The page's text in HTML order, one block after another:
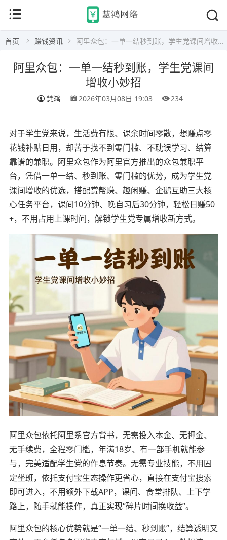
首页 赚钱资讯 阿里众包：一单一结秒到账，学生党课间增收小妙招
阿里众包：一单一结秒到账，学生党课间
增收小妙招
慧鸿 2026年03月08日 19:03 234
对于学生党来说，生活费有限、课余时间零散，想赚点零
花钱补贴日用，却苦于找不到零门槛、不耽误学习、结算
靠谱的兼职。阿里众包作为阿里官方推出的众包兼职平
台，凭借一单一结、秒到账、零门槛的优势，成为学生党
课间增收的优选，搭配赏帮赚、趣闲赚、企鹅互助三大核
心任务平台，课间10分钟、晚自习后30分钟，轻松日赚50
+，不用占用上课时间，解锁学生党专属增收新方式。
阿里众包依托阿里系官方背书，无需投入本金、无押金、
无手续费，全程零门槛，年满18岁、有一部手机就能参
与，完美适配学生党的作息节奏。无需专业技能，不用固
定坐班，依托支付宝生态操作更省心，直接在支付宝搜索
即可进入，不用额外下载APP，课间、食堂排队、上下学
路上，随手就能操作，真正实现“碎片时间换收益”。
阿里众包的核心优势就是“一单一结、秒到账”，结算透明又